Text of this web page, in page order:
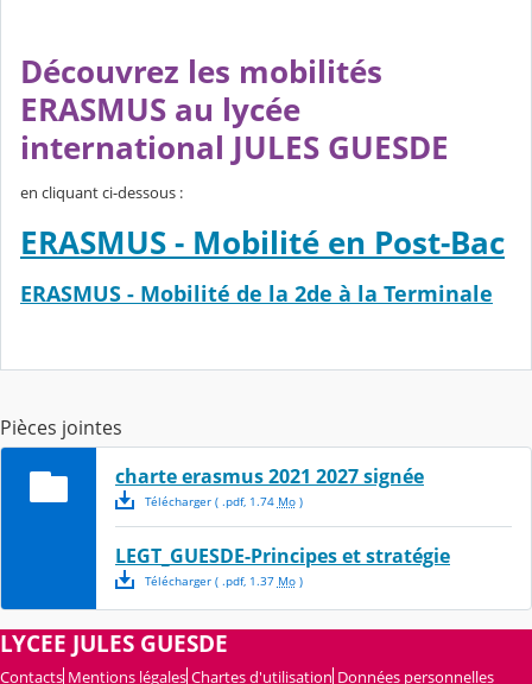
Découvrez les mobilités
ERASMUS au lycée
international JULES GUESDE
en cliquant ci-dessous :
ERASMUS - Mobilité en Post-Bac
ERASMUS - Mobilité de la 2de à la Terminale
Pièces jointes
charte erasmus 2021 2027 signée
Télécharger( .pdf, 1.74 Mo)
LEGT_GUESDE-Principes et stratégie
Télécharger( .pdf, 1.37 Mo)
LYCEE JULES GUESDE
Contacts Mentions légales Chartes d'utilisation Données personnelles